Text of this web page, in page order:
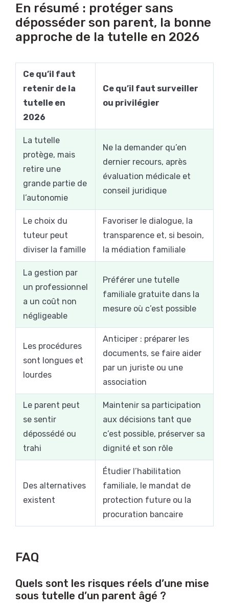
En résumé : protéger sans
déposséder son parent, la bonne
approche de la tutelle en 2026
Ce qu’il faut
retenir de la
tutelle en
2026
Ce qu’il faut surveiller
ou privilégier
La tutelle
protège, mais
retire une
grande partie de
l’autonomie
Ne la demander qu’en
dernier recours, après
évaluation médicale et
conseil juridique
Le choix du
tuteur peut
diviser la famille
Favoriser le dialogue, la
transparence et, si besoin,
la médiation familiale
La gestion par
un professionnel
a un coût non
négligeable
Préférer une tutelle
familiale gratuite dans la
mesure où c’est possible
Les procédures
sont longues et
lourdes
Anticiper : préparer les
documents, se faire aider
par un juriste ou une
association
Le parent peut
se sentir
dépossédé ou
trahi
Maintenir sa participation
aux décisions tant que
c’est possible, préserver sa
dignité et son rôle
Des alternatives
existent
Étudier l’habilitation
familiale, le mandat de
protection future ou la
procuration bancaire
FAQ
Quels sont les risques réels d’une mise
sous tutelle d’un parent âgé ?